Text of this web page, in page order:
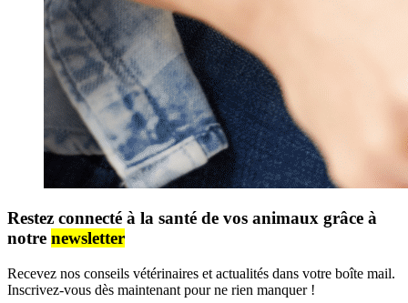
Restez connecté à la santé de vos animaux grâce à
notre newsletter
Recevez nos conseils vétérinaires et actualités dans votre boîte mail.
Inscrivez-vous dès maintenant pour ne rien manquer !